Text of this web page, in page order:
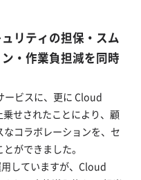
リティの担保・スム
・作業負担減を同時
ービスに、更に Cloud
せされたことにより、顧
コラボレーションを、セ
ができました。
していますが、Cloud